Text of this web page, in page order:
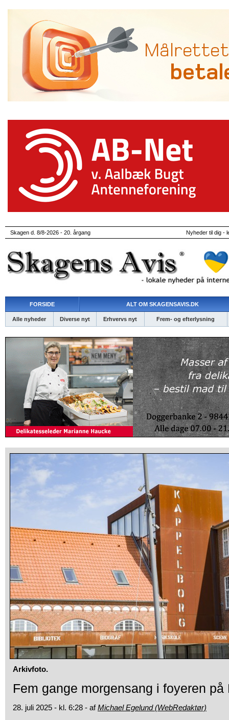
Skagen d. 8/8-2026 - 20. årgang Nyheder til dig -
FORSIDE ALT OM SKAGENSAVIS.DK
Alle nyheder Diverse nyt Erhvervs nyt Frem- og efterlysning
Arkivfoto.
Fem gange morgensang i foyeren på
28. juli 2025 - kl. 6:28 - afMichael Egelund (WebRedaktør)